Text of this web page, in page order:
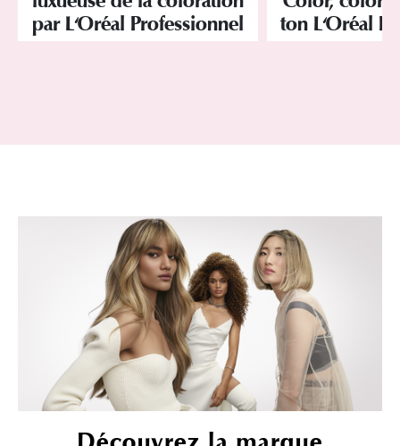
par L'Oréal Professionnel
ton L'Oréal